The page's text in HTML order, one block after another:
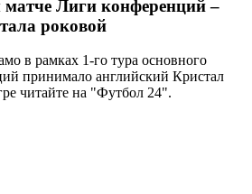
матче Лиги конференций –
роковой
в рамках 1-го тура основного
принимало английский Кристал
читайте на "Футбол 24".